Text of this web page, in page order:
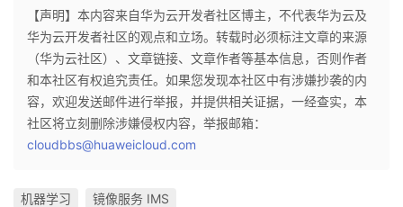
【声明】本内容来自华为云开发者社区博主，不代表华为云及
华为云开发者社区的观点和立场。转载时必须标注文章的来源
（华为云社区）、文章链接、文章作者等基本信息，否则作者
和本社区有权追究责任。如果您发现本社区中有涉嫌抄袭的内
容，欢迎发送邮件进行举报，并提供相关证据，一经查实，本
社区将立刻删除涉嫌侵权内容，举报邮箱：
cloudbbs@huaweicloud.com
机器学习 镜像服务 IMS